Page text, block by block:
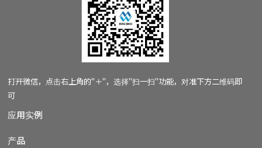
打开微信， 点击右上角的"＋"，选择"扫一扫"功能， 对准下方二维码即
可
应用实例
产品